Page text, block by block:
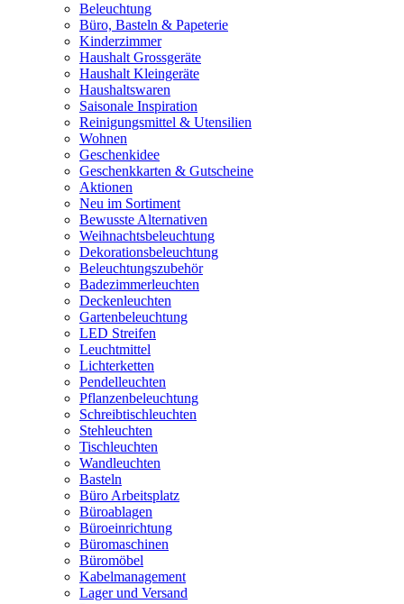
Beleuchtung
Büro, Basteln & Papeterie
Kinderzimmer
Haushalt Grossgeräte
Haushalt Kleingeräte
Haushaltswaren
Saisonale Inspiration
Reinigungsmittel & Utensilien
Wohnen
Geschenkidee
Geschenkkarten & Gutscheine
Aktionen
Neu im Sortiment
Bewusste Alternativen
Weihnachtsbeleuchtung
Dekorationsbeleuchtung
Beleuchtungszubehör
Badezimmerleuchten
Deckenleuchten
Gartenbeleuchtung
LED Streifen
Leuchtmittel
Lichterketten
Pendelleuchten
Pflanzenbeleuchtung
Schreibtischleuchten
Stehleuchten
Tischleuchten
Wandleuchten
Basteln
Büro Arbeitsplatz
Büroablagen
Büroeinrichtung
Büromaschinen
Büromöbel
Kabelmanagement
Lager und Versand